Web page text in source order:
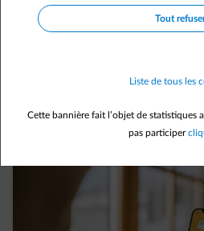
C’est quoi votre team
Tout
Liste de tous les
Cette bannière fait l’objet de statistiques
pas participer